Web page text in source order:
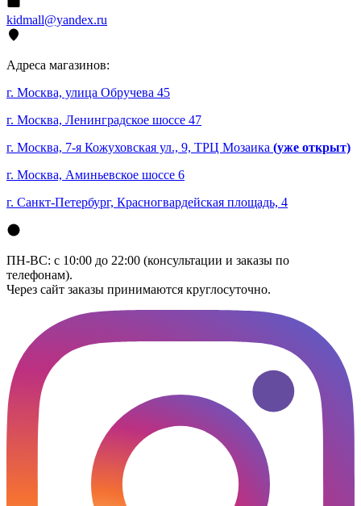
kidmall@yandex.ru
Адреса магазинов:
г. Москва, улица Обручева 45
г. Москва, Ленинградское шоссе 47
г. Москва, 7-я Кожуховская ул., 9, ТРЦ Мозаика (уже открыт)
г. Москва, Аминьевское шоссе 6
г. Санкт-Петербург, Красногвардейская площадь, 4
ПН-ВС: с 10:00 до 22:00 (консультации и заказы по
телефонам).
Через сайт заказы принимаются круглосуточно.